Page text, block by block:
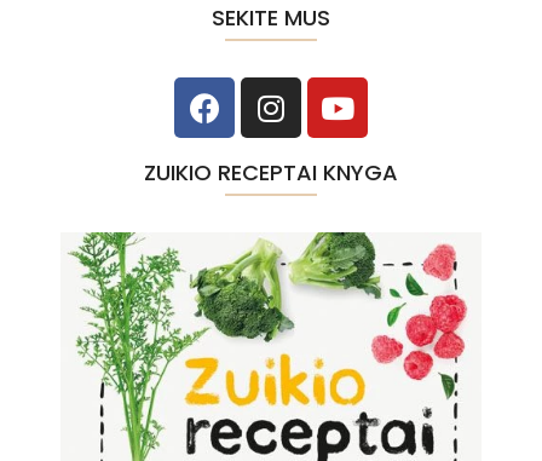
SEKITE MUS
ZUIKIO RECEPTAI KNYGA